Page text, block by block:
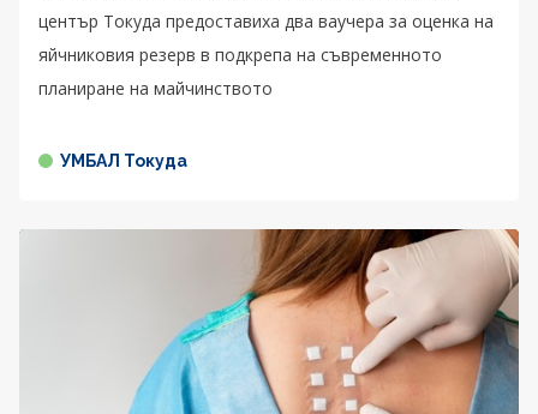
център Токуда предоставиха два ваучера за оценка на
яйчниковия резерв в подкрепа на съвременното
планиране на майчинството
УМБАЛ Токуда